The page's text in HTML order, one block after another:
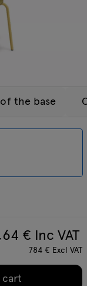
the base
€ Inc VAT
784€ Excl VAT